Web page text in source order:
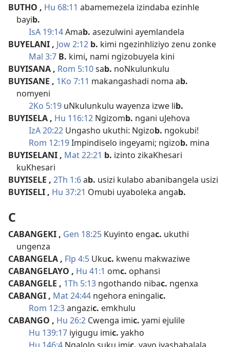
BUTHO , Hu 68:11 abamemezela izindaba ezinhle
bayib.
IsA 19:14Amab. asezulwini ayemlandela
BUYELANI , Jow 2:12 b. kimi ngezinhliziyo zenu zonke
Mal 3:7 B. kimi, nami ngizobuyela kini
BUYISANA , Rom 5:10sab. noNkulunkulu
BUYISANE , 1Ko 7:11 makangashadi noma ab.
nomyeni
2Ko 5:19 uNkulunkulu wayenza izwe lib.
BUYISELA , Hu 116:12 Ngizomb. ngani uJehova
IzA 20:22 Ungasho ukuthi: Ngizob. ngokubi!
Rom 12:19Impindiselo ingeyami; ngizob. mina
BUYISELANI , Mat 22:21 b. izinto zikaKhesari
kuKhesari
BUYISELE , 2Th 1:6ab. usizi kulabo abanibangela usizi
BUYISELI , Hu 37:21 Omubi uyaboleka angab.
C
CABANGEKI , Gen 18:25 Kuyinto engac. ukuthi
ungenza
CABANGELA , Flp 4:5 Ukuc. kwenu makwaziwe
CABANGELAYO , Hu 41:1 omc. ophansi
CABANGELE , 1Th 5:13 ngothando nibac. ngenxa
CABANGI , Mat 24:44 ngehora eningalic.
Rom 12:3angazic. emkhulu
CABANGO , Hu 26:2 Cwenga imic. yami ejulile
Hu 139:17 iyigugu imic. yakho